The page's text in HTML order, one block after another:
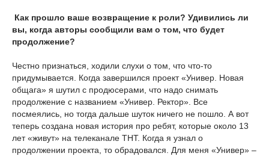
Как прошло ваше возвращение к роли? Удивились ли
вы, когда авторы сообщили вам о том, что будет
продолжение?
Честно признаться, ходили слухи о том, что что-то
придумывается. Когда завершился проект «Универ. Новая
общага» я шутил с продюсерами, что надо снимать
продолжение с названием «Универ. Ректор». Все
посмеялись, но тогда дальше шуток ничего не пошло. А вот
теперь создана новая история про ребят, которые около 13
лет «живут» на телеканале ТНТ. Когда я узнал о
продолжении проекта, то обрадовался. Для меня «Универ» –